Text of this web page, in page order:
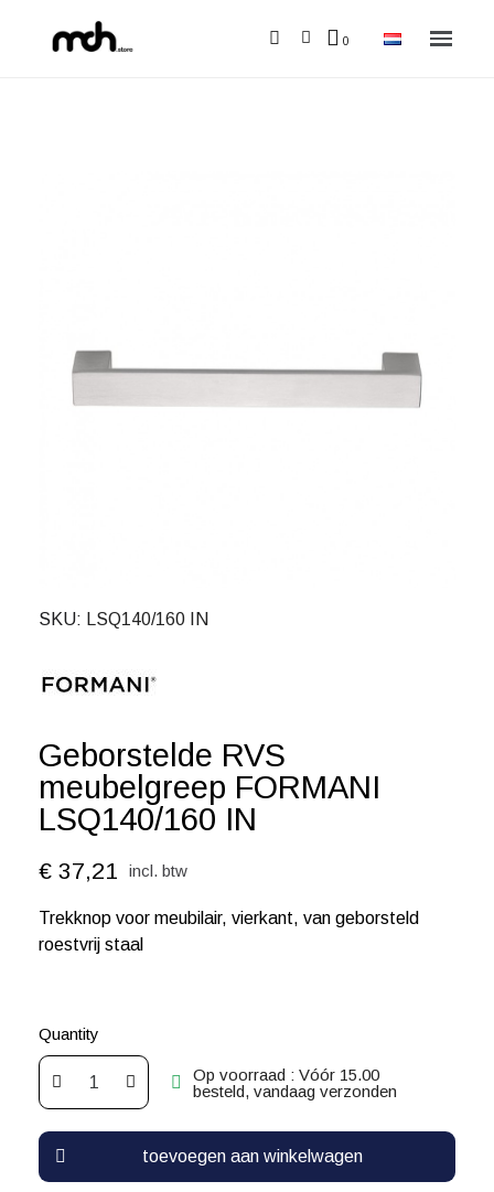
SKU LSQ140/160 IN
Geborstelde RVS
meubelgreep FORMANI
LSQ140/160 IN
€ 37,21 incl. btw
Trekknop voor meubilair, vierkant, van geborsteld
roestvrij staal
Quantity
Op voorraad : Vóór 15.00
besteld, vandaag verzonden
toevoegen aan winkelwagen